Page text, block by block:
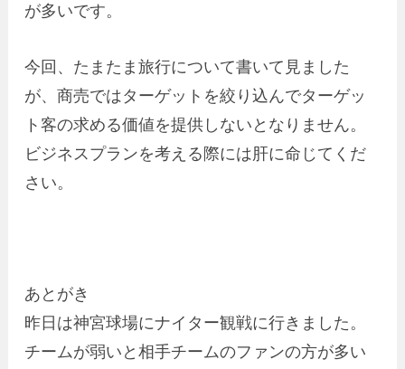
が多いです。
今回、たまたま旅行について書いて見ました
が、商売ではターゲットを絞り込んでターゲッ
ト客の求める価値を提供しないとなりません。
ビジネスプランを考える際には肝に命じてくだ
さい。
あとがき
昨日は神宮球場にナイター観戦に行きました。
チームが弱いと相手チームのファンの方が多い